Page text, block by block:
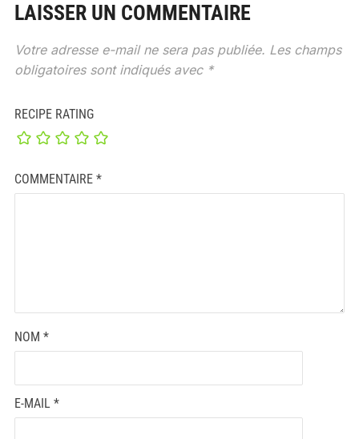
LAISSER UN COMMENTAIRE
Votre adresse e-mail ne sera pas publiée. Les champs
obligatoires sont indiqués avec *
RECIPE RATING
COMMENTAIRE *
NOM *
E-MAIL *